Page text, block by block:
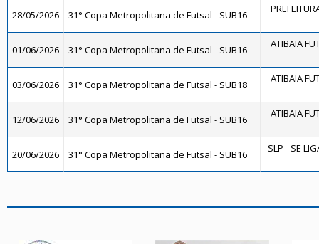
28/05/2026 31° Copa Metropolitana de Futsal - SUB16
01/06/2026 31° Copa Metropolitana de Futsal - SUB16 ATIBAIA
03/06/2026 31° Copa Metropolitana de Futsal - SUB18 ATIBAIA
12/06/2026 31° Copa Metropolitana de Futsal - SUB16 ATIBAIA
20/06/2026 31° Copa Metropolitana de Futsal - SUB16 SLP - SE